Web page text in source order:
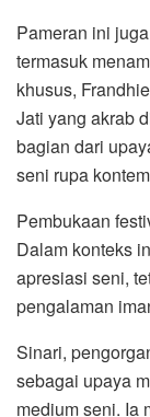
Pameran ini
termasuk
khusus,
Jati yang akrab
bagian dari
seni rupa
Pembukaan
Dalam konteks
apresiasi seni,
pengalaman
Sinari,
sebagai upaya
medium seni. Ia